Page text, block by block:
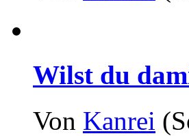
Wilst du
Von Kanrei